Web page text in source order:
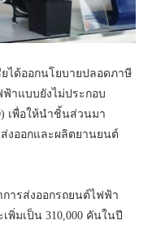
ได้ออกนโยบายปลอดภาษี
าแบบยังไม่ประกอบ
เพื่อให้นำชิ้นส่วนมา
งออกและผลิตยานยนต์
ารส่งออกรถยนต์ไฟฟ้า
พิ่มเป็น 310,000 คันในปี